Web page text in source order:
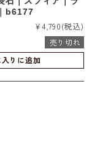
b6177
¥4,790(税込)
売り切れ
りに追加